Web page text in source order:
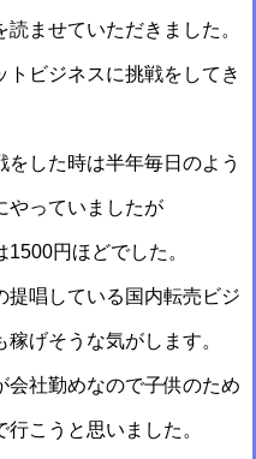
ませていただきました。
トビジネスに挑戦をしてき
をした時は半年毎日のよう
やっていましたが
円ほどでした。
提唱している国内転売ビジ
げそうな気がします。
会社勤めなので子供のため
こうと思いました。